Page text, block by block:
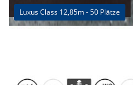
Luxus Class 12,85m - 50 Plätze